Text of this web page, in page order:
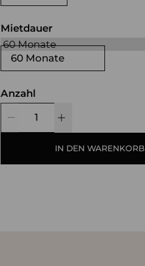
60 Monate
Mietdauer
Anzahl
IN DEN WARENKORB